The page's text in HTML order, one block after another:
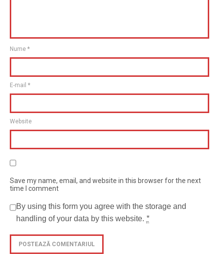
Nume *
E-mail *
Website
Save my name, email, and website in this browser for the next
time I comment
By using this form you agree with the storage and
handling of your data by this website. *